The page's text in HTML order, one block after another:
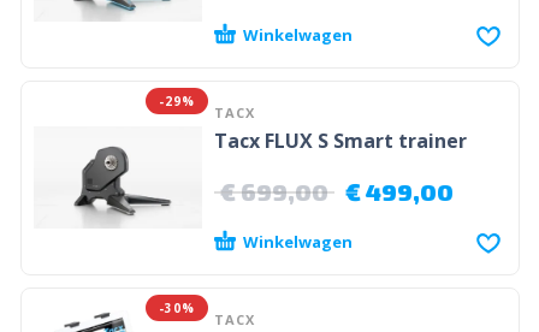
Winkelwagen
-29%
TACX
Tacx FLUX S Smart trainer
€699,00 €499,00
Winkelwagen
-30%
TACX